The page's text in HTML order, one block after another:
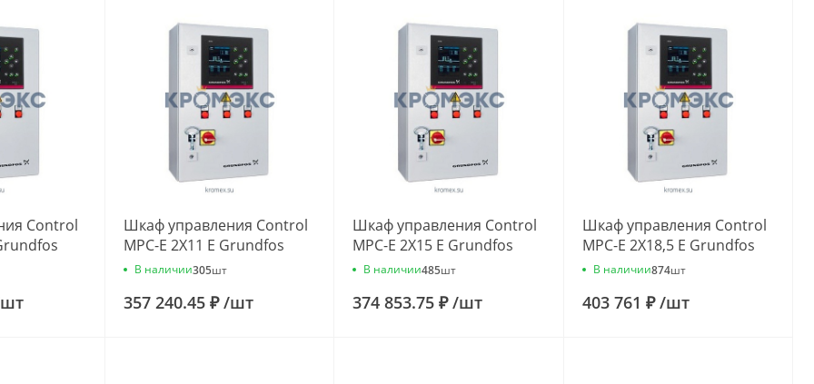
Control
шт
Шкаф управления Control
MPC-E 2X11 E Grundfos
96837957
В наличии305шт
357 240.45 ₽/шт
Шкаф управления Control
MPC-E 2X15 E Grundfos
96837958
В наличии485шт
374 853.75 ₽/шт
Шкаф управления Control
MPC-E 2X18,5 E Grundfos
96837959
В наличии874шт
403 761 ₽/шт